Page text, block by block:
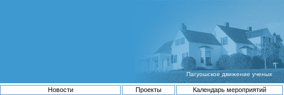
Пагуошское движение ученых
Новости Проекты
Календарь мероприятий